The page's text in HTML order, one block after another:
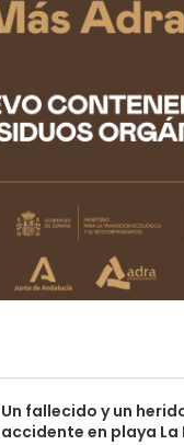
Un fallecido y un
accidente en playa La